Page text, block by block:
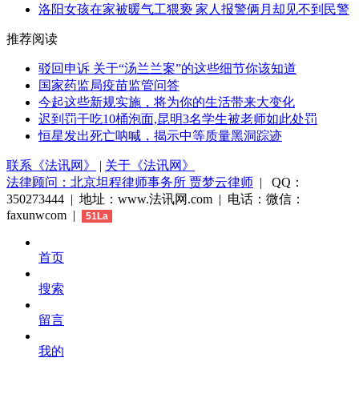
洛阳女孩在家被暖气工猥亵 家人报警俩月却见不到民警
推荐阅读
驳回申诉 关于“汤兰兰案”的这些细节你该知道
国家药监局疫苗监管问答
今起这些新规实施，将为你的生活带来大变化
迟到罚干吃10桶泡面,昆明3名学生被老师如此处罚
恒星发出死亡呐喊，揭示中等质量黑洞踪迹
联系《法讯网》 | 关于《法讯网》
法律顾问：北京坦程律师事务所 贾梦云律师 | QQ：
350273444 | 地址：www.法讯网.com | 电话：微信：
faxunwcom |
51La
首页
搜索
留言
我的